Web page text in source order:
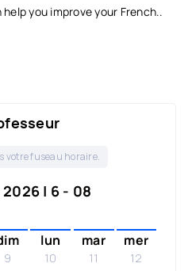
you improve your French..
votre fuseau horaire.
| 6 - 08
9
lun
10
mar
11
mer
12